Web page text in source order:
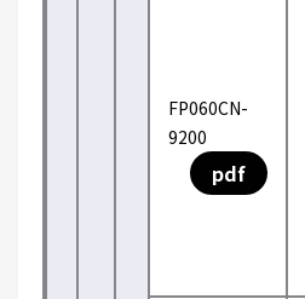
FP060CN-
9200
pdf